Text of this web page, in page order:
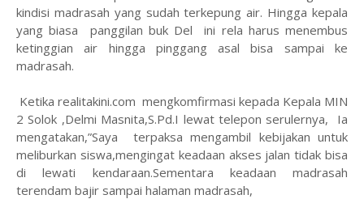
kindisi madrasah yang sudah terkepung air. Hingga kepala
yang biasa panggilan buk Del ini rela harus menembus
ketinggian air hingga pinggang asal bisa sampai ke
madrasah.
Ketika realitakini.com mengkomfirmasi kepada Kepala MIN
2 Solok ,Delmi Masnita,S.Pd.I lewat telepon serulernya, Ia
mengatakan,”Saya terpaksa mengambil kebijakan untuk
meliburkan siswa,mengingat keadaan akses jalan tidak bisa
di lewati kendaraan.Sementara keadaan madrasah
terendam bajir sampai halaman madrasah,